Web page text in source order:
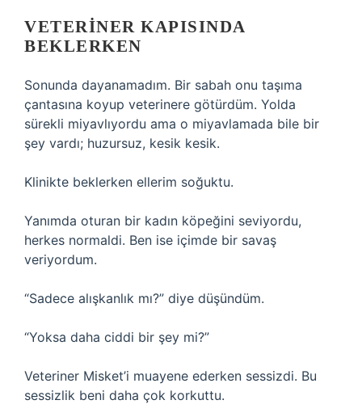
VETERINER KAPISINDA
BEKLERKEN
Sonunda dayanamadım. Bir sabah onu taşıma
çantasına koyup veterinere götürdüm. Yolda
sürekli miyavlıyordu ama o miyavlamada bile bir
şey vardı; huzursuz, kesik kesik.
Klinikte beklerken ellerim soğuktu.
Yanımda oturan bir kadın köpeğini seviyordu,
herkes normaldi. Ben ise içimde bir savaş
veriyordum.
“Sadece alışkanlık mı?” diye düşündüm.
“Yoksa daha ciddi bir şey mi?”
Veteriner Misket’i muayene ederken sessizdi. Bu
sessizlik beni daha çok korkuttu.